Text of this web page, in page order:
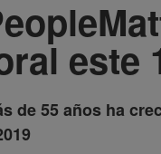
este
de 55 años ha